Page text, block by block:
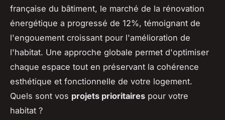
française du bâtiment, le marché de la rénovation
énergétique a progressé de 12%, témoignant de
l'engouement croissant pour l'amélioration de
l'habitat. Une approche globale permet d'optimiser
chaque espace tout en préservant la cohérence
esthétique et fonctionnelle de votre logement.
Quels sont vos projets prioritaires pour votre
habitat ?